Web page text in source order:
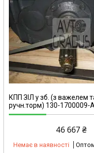
КПП ЗІЛ у зб. (з важелем
ручн.торм) 130-1700009-
46 667 ₴
Немає в наявності
101721-omg